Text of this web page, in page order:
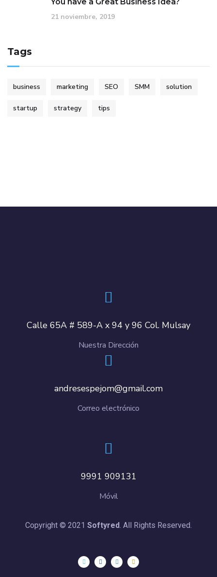
21 noviembre, 2019
Tags
business marketing SEO SMM solution
startup strategy tips
Calle 65A # 589-A x 94 y 96 Col. Mulsay
Nuestra Dirección
andresespejom@gmail.com
Correo electrónico
9991 909131
Móvil
Copyright © 2021 Softyred . All Rights Reserved.